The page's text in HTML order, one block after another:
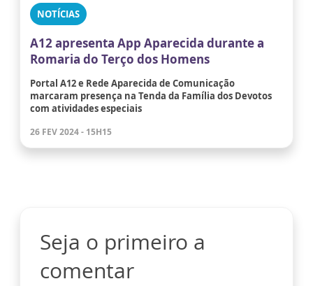
NOTÍCIAS
A12 apresenta App Aparecida durante a
Romaria do Terço dos Homens
Portal A12 e Rede Aparecida de Comunicação
marcaram presença na Tenda da Família dos Devotos
com atividades especiais
26 FEV 2024 - 15H15
Seja o primeiro a
comentar